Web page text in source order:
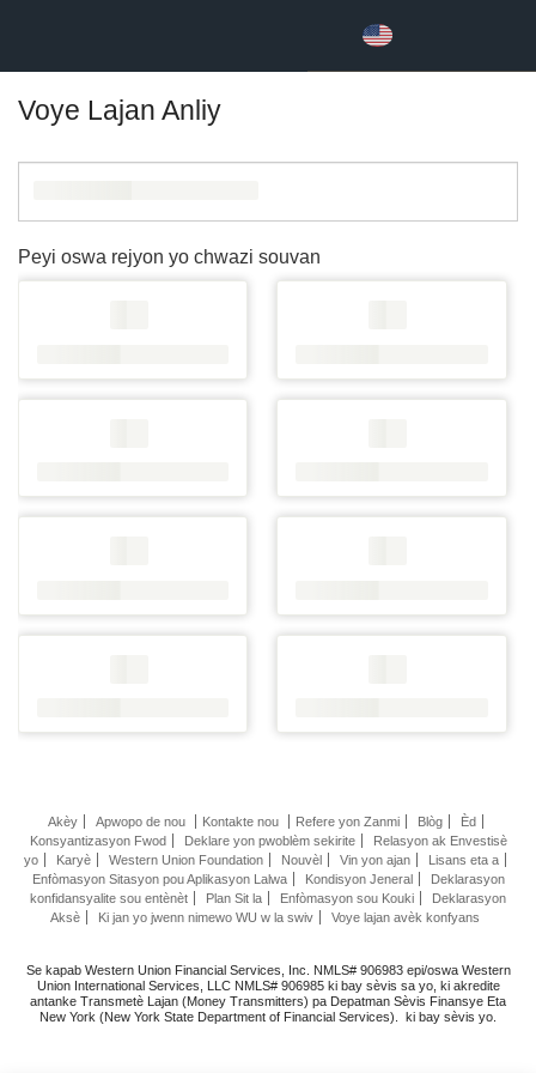
Voye Lajan Anliy
Peyi oswa rejyon yo chwazi souvan
Akèy Apwopo de nou Kontakte nou Refere yon Zanmi Blòg
Èd
Konsyantizasyon Fwod
Deklare yon pwoblèm sekirite
Relasyon ak Envestisè
yo
Karyè Western Union Foundation Nouvèl Vin yon ajan
Lisans eta a
Enfòmasyon Sitasyon pou Aplikasyon Lalwa
Kondisyon Jeneral
Deklarasyon
konfidansyalite sou entènèt
Plan Sit la Enfòmasyon sou Kouki
Deklarasyon
Aksè
Ki jan yo jwenn nimewo WU w la swiv Voye lajan avèk konfyans
Se kapab Western Union Financial Services, Inc. NMLS# 906983 epi/oswa Western
Union International Services, LLC NMLS# 906985 ki bay sèvis sa yo, ki akredite
antanke Transmetè Lajan (Money Transmitters) pa Depatman Sèvis Finansye Eta
New York (New York State Department of Financial Services). ki bay sèvis yo.